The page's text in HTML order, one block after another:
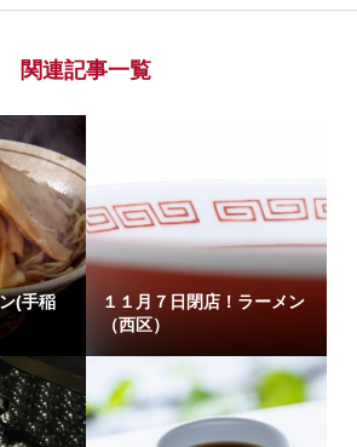
関連記事一覧
(手稲
１１月７日閉店！ラーメン
（西区）